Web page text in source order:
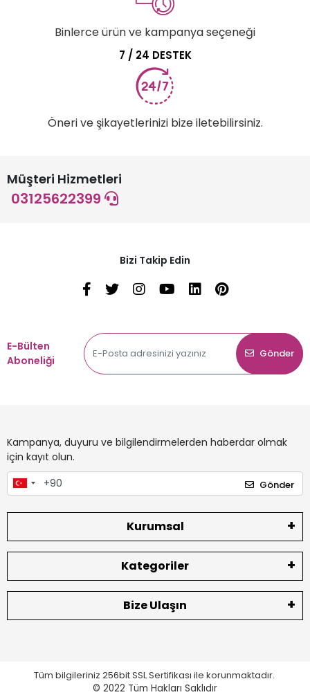
Binlerce ürün ve kampanya seçeneği
7 / 24 DESTEK
Öneri ve şikayetlerinizi bize iletebilirsiniz.
Müşteri Hizmetleri
03125622399
Bizi Takip Edin
E-Bülten
Aboneliği
Gönder
Kampanya, duyuru ve bilgilendirmelerden haberdar olmak
için kayıt olun.
Gönder
Kurumsal
Kategoriler
Bize Ulaşın
Tüm bilgileriniz 256bit SSL Sertifikası ile korunmaktadır.
© 2022 Tüm Hakları Saklıdır